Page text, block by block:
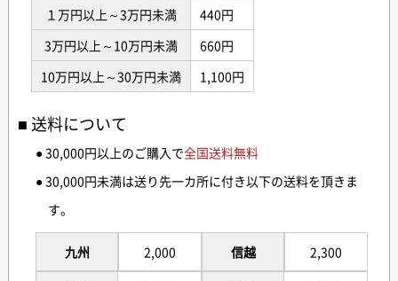
１万円以上～3万円未満
440円
3万円以上～10万円未満
660円
10万円以上～30万円未満
1,100円
送料について
● 30,000円以上のご購入で全国送料無料
● 30,000円未満は送り先一カ所に付き以下の送料を頂きま
す。
九州 2,000 信越 2,300